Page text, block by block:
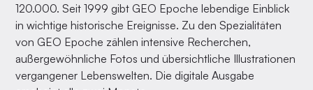
120.000. Seit 1999 gibt GEO Epoche lebendige Einblick
in wichtige historische Ereignisse. Zu den Spezialitäten
von GEO Epoche zählen intensive Recherchen,
außergewöhnliche Fotos und übersichtliche Illustrationen
vergangener Lebenswelten. Die digitale Ausgabe